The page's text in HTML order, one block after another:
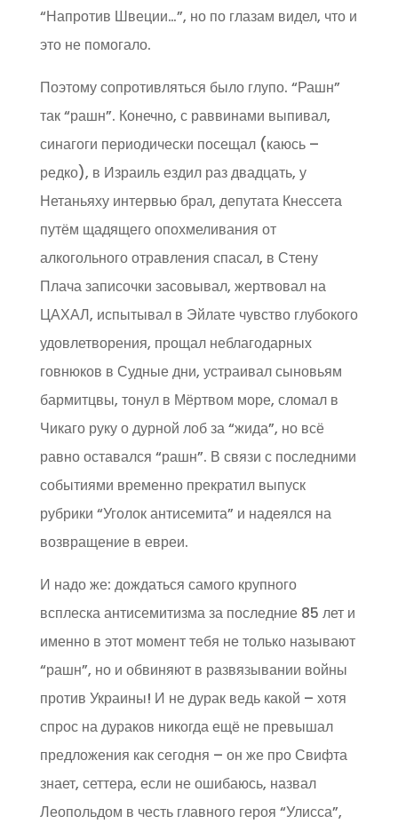
“Напротив Швеции…”, но по глазам видел, что и
это не помогало.
Поэтому сопротивляться было глупо. “Рашн”
так “рашн”. Конечно, с раввинами выпивал,
синагоги периодически посещал (каюсь –
редко), в Израиль ездил раз двадцать, у
Нетаньяху интервью брал, депутата Кнессета
путём щадящего опохмеливания от
алкогольного отравления спасал, в Стену
Плача записочки засовывал, жертвовал на
ЦАХАЛ, испытывал в Эйлате чувство глубокого
удовлетворения, прощал неблагодарных
говнюков в Судные дни, устраивал сыновьям
бармитцвы, тонул в Мёртвом море, сломал в
Чикаго руку о дурной лоб за “жида”, но всё
равно оставался “рашн”. В связи с последними
событиями временно прекратил выпуск
рубрики “Уголок антисемита” и надеялся на
возвращение в евреи.
И надо же: дождаться самого крупного
всплеска антисемитизма за последние 85 лет и
именно в этот момент тебя не только называют
“рашн”, но и обвиняют в развязывании войны
против Украины! И не дурак ведь какой – хотя
спрос на дураков никогда ещё не превышал
предложения как сегодня – он же про Свифта
знает, сеттера, если не ошибаюсь, назвал
Леопольдом в честь главного героя “Улисса”,